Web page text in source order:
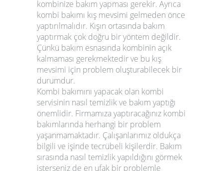
kombinize bakım yapması gerekir. Ayrıca
kombi bakımı kış mevsimi gelmeden önce
yaptırılmalıdır. Kışın ortasında bakım
yaptırmak çok doğru bir yöntem değildir.
Çünkü bakım esnasında kombinin açık
kalmaması gerekmektedir ve bu kış
mevsimi için problem oluşturabilecek bir
durumdur.
Kombi bakımını yapacak olan kombi
servisinin nasıl temizlik ve bakım yaptığı
önemlidir. Firmamıza yaptıracağınız kombi
bakımlarında herhangi bir problem
yaşanmamaktadır. Çalışanlarımız oldukça
bilgili ve işinde tecrübeli kişilerdir. Bakım
sırasında nasıl temizlik yapıldığını görmek
isterseniz de en ufak bir problemle